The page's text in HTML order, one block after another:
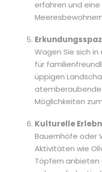
erfahren und eine
Wagen Sie sich
für
üppigen
Möglichkeiten
Kulturelle
Bauernhöfe oder
Aktivitäten wie
Töpfern anbieten